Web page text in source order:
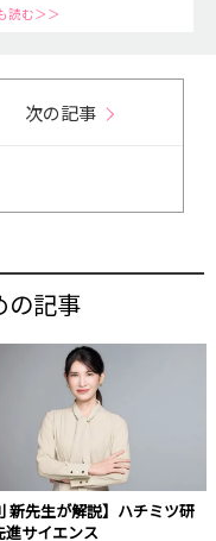
読む＞＞
次の記事
の記事
新先生が解説】ハチミツ研
進サイエンス